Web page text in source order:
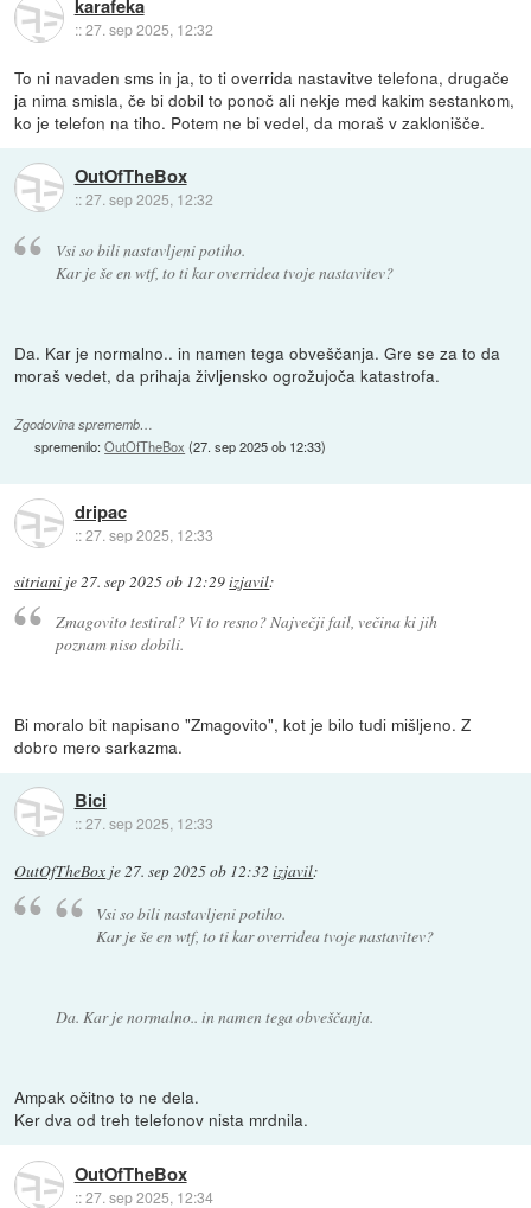
karafeka
::27. sep 2025, 12:32
To ni navaden sms in ja, to ti overrida nastavitve telefona, drugače
ja nima smisla, če bi dobil to ponoč ali nekje med kakim sestankom,
ko je telefon na tiho. Potem ne bi vedel, da moraš v zaklonišče.
OutOfTheBox
::27. sep 2025, 12:32
Vsi so bili nastavljeni potiho.
Kar je še en wtf, to ti kar overridea tvoje nastavitev?
Da. Kar je normalno.. in namen tega obveščanja. Gre se za to da
moraš vedet, da prihaja življensko ogrožujoča katastrofa.
Zgodovina sprememb…
spremenilo:OutOfTheBox (27. sep 2025 ob 12:33)
dripac
::27. sep 2025, 12:33
sitriani je27. sep 2025 ob 12:29izjavil:
Zmagovito testiral? Vi to resno? Največji fail, večina ki jih
poznam niso dobili.
Bi moralo bit napisano "Zmagovito", kot je bilo tudi mišljeno. Z
dobro mero sarkazma.
Bici
::27. sep 2025, 12:33
OutOfTheBox je27. sep 2025 ob 12:32 izjavil:
Vsi so bili nastavljeni potiho.
Kar je še en wtf, to ti kar overridea tvoje nastavitev?
Da. Kar je normalno.. in namen tega obveščanja.
Ampak očitno to ne dela.
Ker dva od treh telefonov nista mrdnila.
OutOfTheBox
::27. sep 2025, 12:34